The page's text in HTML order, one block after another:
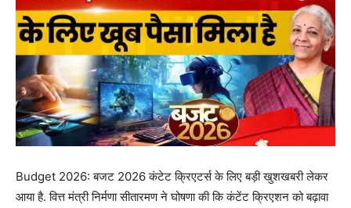
Budget 2026: बजट 2026 कंटेट क्रिएटर्स के लिए बड़ी खुशखबरी लेकर
आया है. वित्त मंत्री निर्मणा सीतारमण ने घोषणा की कि कंटेंट क्रिएशन को बढ़ावा